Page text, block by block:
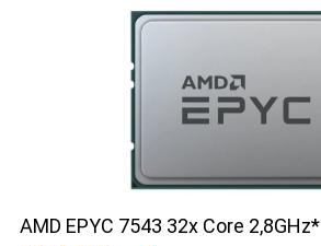
AMD EPYC 7543 32x Core 2,8GHz*